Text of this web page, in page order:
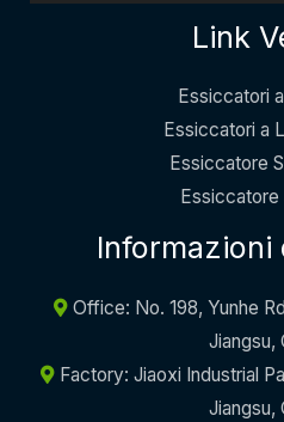
Link
Essiccatori
Essiccatori a
Essiccatore
Essiccatore
Informazioni
Office: No. 198, Yunhe
Jiangsu,
Factory: Jiaoxi Industrial
Jiangsu,